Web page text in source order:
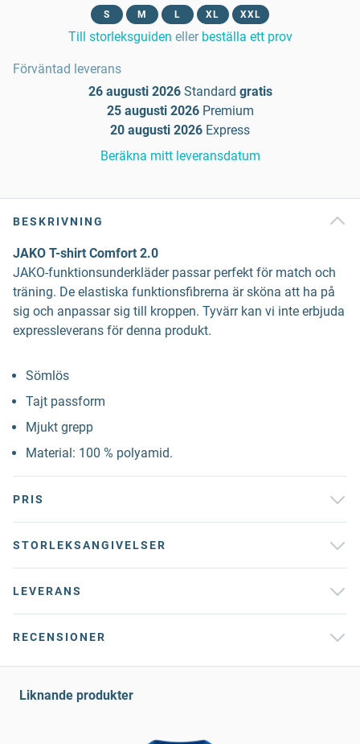
S M L XL XXL
Till storleksguiden eller beställa ett prov
Förväntad leverans
26 augusti 2026 Standard gratis
25 augusti 2026 Premium
20 augusti 2026 Express
Beräkna mitt leveransdatum
BESKRIVNING
JAKO T-shirt Comfort 2.0
JAKO-funktionsunderkläder passar perfekt för match och
träning. De elastiska funktionsfibrerna är sköna att ha på
sig och anpassar sig till kroppen. Tyvärr kan vi inte erbjuda
expressleverans för denna produkt.
Sömlös
Tajt passform
Mjukt grepp
Material: 100 % polyamid.
PRIS
STORLEKSANGIVELSER
LEVERANS
RECENSIONER
Liknande produkter